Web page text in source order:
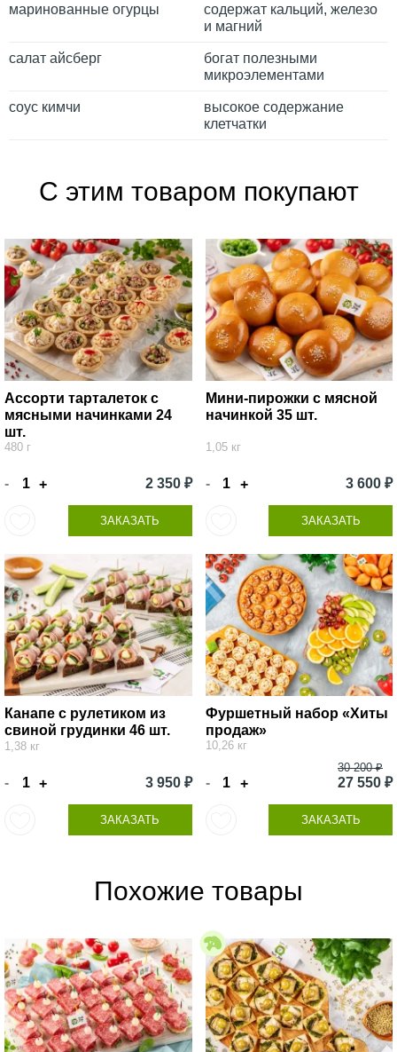
маринованные огурцы
содержат кальций, железо
и магний
салат айсберг
богат полезными
микроэлементами
соус кимчи
высокое содержание
клетчатки
С этим товаром покупают
Ассорти тарталеток с
мясными начинками 24
шт.
480 г
- + 2 350 ₽
ЗАКАЗАТЬ
Мини-пирожки с мясной
начинкой 35 шт.
1,05 кг
- + 3 600 ₽
ЗАКАЗАТЬ
Канапе с рулетиком из
свиной грудинки 46 шт.
1,38 кг
- + 3 950 ₽
ЗАКАЗАТЬ
Фуршетный набор «Хиты
продаж»
10,26 кг
- +
30 200 ₽
27 550 ₽
ЗАКАЗАТЬ
Похожие товары